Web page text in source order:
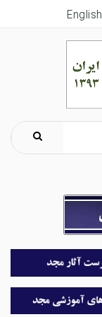
English